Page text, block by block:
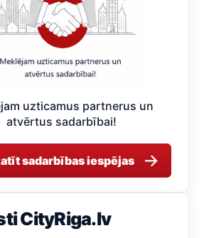
uzticamus partnerus un
atvērtus sadarbībai!
sadarbības iespējas →
CityRiga.lv